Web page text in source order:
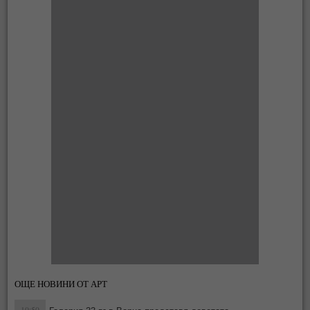
ОЩЕ НОВИНИ ОТ АРТ